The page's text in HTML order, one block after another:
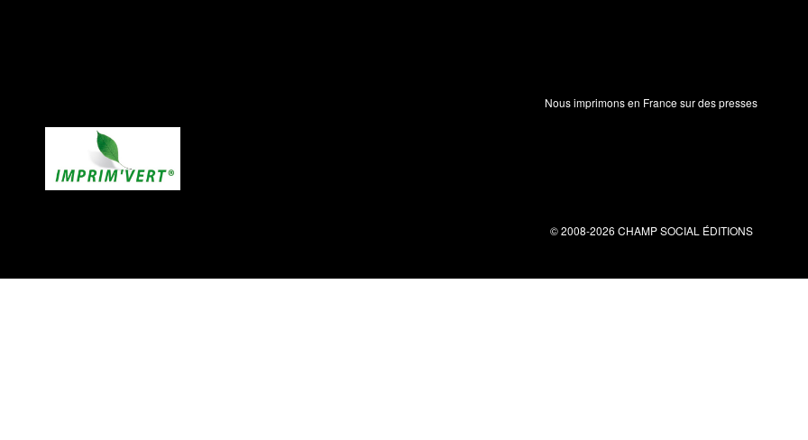
Nous imprimons en France sur des presses
© 2008-2026 CHAMP SOCIAL ÉDITIONS